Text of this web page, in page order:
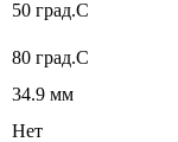
50 град.C
80 град.C
34.9 мм
Нет